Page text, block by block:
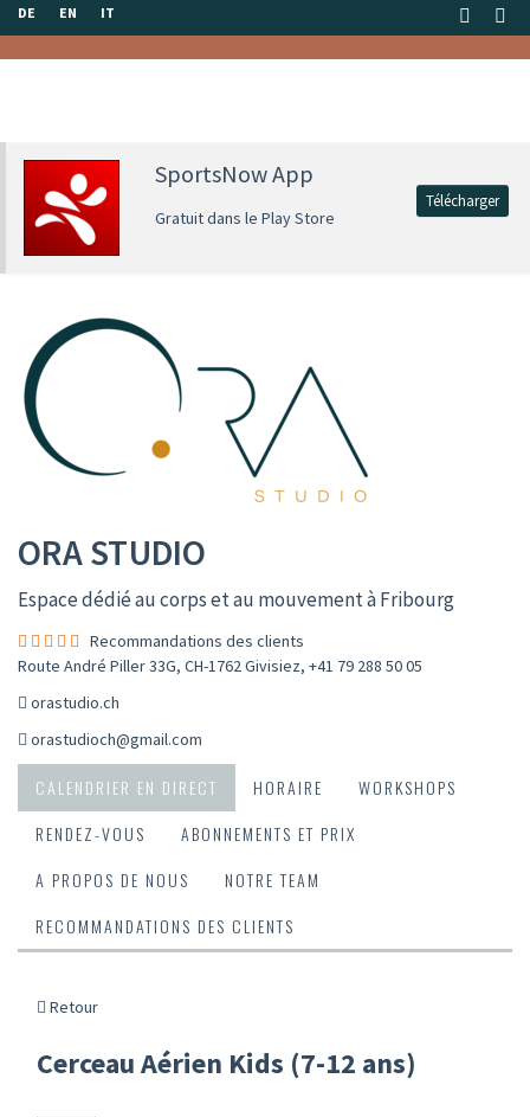
DE EN IT
SportsNow App
Gratuit dans le Play Store
Télécharger
ORA STUDIO
Espace dédié au corps et au mouvement à Fribourg
Recommandations des clients
Route André Piller 33G, CH-1762 Givisiez, +41 79 288 50 05
orastudio.ch
orastudioch@gmail.com
CALENDRIER EN DIRECT HORAIRE
WORKSHOPS
RENDEZ-VOUS
ABONNEMENTS ET PRIX
A PROPOS DE NOUS
NOTRE TEAM
RECOMMANDATIONS DES CLIENTS
Retour
Cerceau Aérien Kids (7-12 ans)